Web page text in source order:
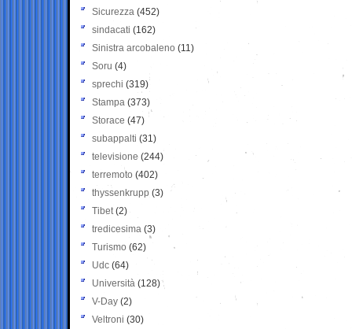
Sicurezza (452)
sindacati (162)
Sinistra arcobaleno (11)
Soru (4)
sprechi (319)
Stampa (373)
Storace (47)
subappalti (31)
televisione(244)
terremoto (402)
thyssenkrupp (3)
Tibet(2)
tredicesima (3)
Turismo (62)
Udc (64)
Università (128)
V-Day (2)
Veltroni (30)